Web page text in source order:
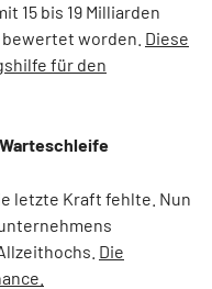
15 bis 19 Milliarden
bewertet worden. Diese
für den
letzte Kraft fehlte. Nun
Die